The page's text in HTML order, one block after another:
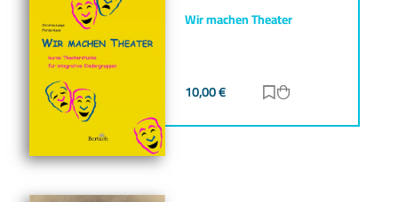
Wir machen Theater
10,00€ Zur Merkliste